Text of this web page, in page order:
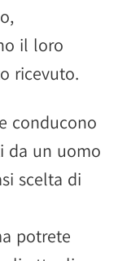
il loro
ricevuto.
conducono
da un uomo
scelta di
potrete